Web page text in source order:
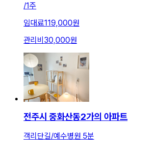
/1주
임대료119,000원
관리비 30,000원
전주시 중화산동2가의 아파트
객리단길/예수병원 5분